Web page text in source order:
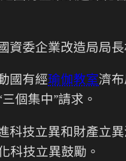
資委企業改造局局
國有經瑜伽教室濟
個集中”請求。
科技立異和財產立
科技立異鼓勵。